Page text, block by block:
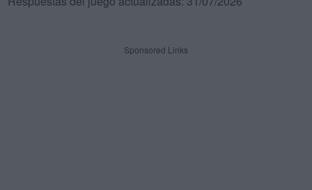
Sponsored Links